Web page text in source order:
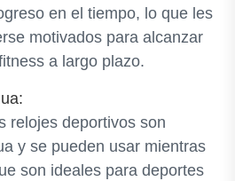
en el tiempo, lo que les
motivados para alcanzar
a largo plazo.
relojes deportivos son
y se pueden usar mientras
son ideales para deportes